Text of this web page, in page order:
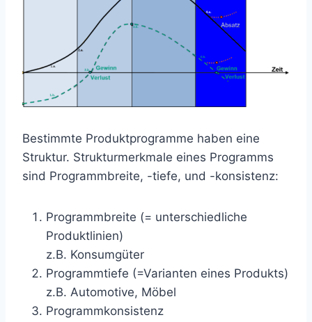
Bestimmte Produktprogramme haben eine
Struktur. Strukturmerkmale eines Programms
sind Programmbreite, -tiefe, und -konsistenz:
Programmbreite (= unterschiedliche
Produktlinien)
z.B. Konsumgüter
Programmtiefe (=Varianten eines Produkts)
z.B. Automotive, Möbel
Programmkonsistenz